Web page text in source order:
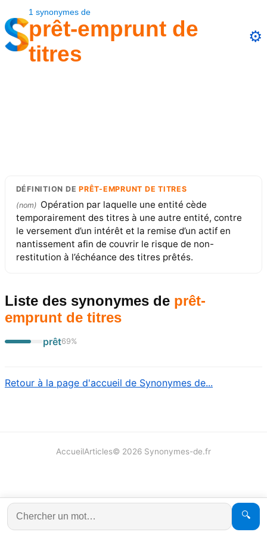
1 synonymes de
prêt-emprunt de
titres
⚙️
DÉFINITION DEPRÊT-EMPRUNT DE TITRES
(nom) Opération par laquelle une entité cède
temporairement des titres à une autre entité, contre
le versement d’un intérêt et la remise d’un actif en
nantissement afin de couvrir le risque de non-
restitution à l’échéance des titres prêtés.
Liste des synonymes de prêt-
emprunt de titres
prêt69%
Retour à la page d'accueil de Synonymes de...
🔍
AccueilArticles© 2026 Synonymes-de.fr